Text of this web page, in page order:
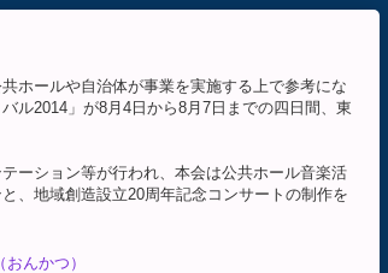
ホールや自治体が事業を実施する上で参考にな
ル2014」が8月4日から8月7日までの四日間、東
ーション等が行われ、本会は公共ホール音楽活
、地域創造設立20周年記念コンサートの制作を
んかつ）